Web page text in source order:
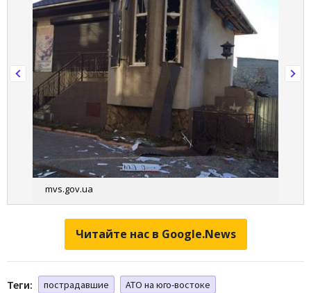
mvs.gov.ua
Читайте нас в Google.News
Теги: пострадавшие
АТО на юго-востоке